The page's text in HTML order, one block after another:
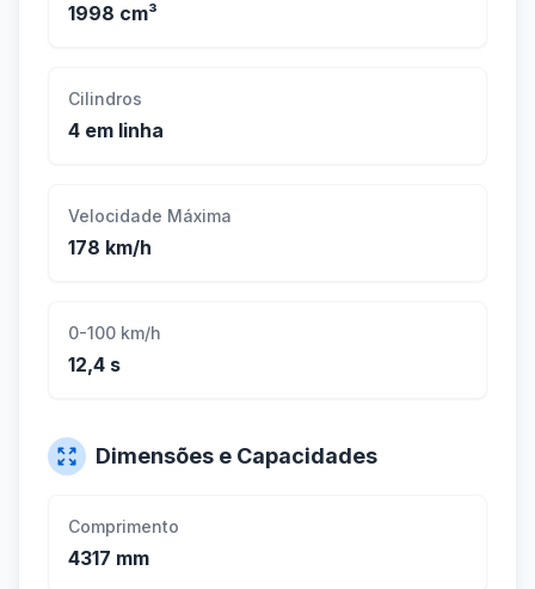
1998 cm³
Cilindros
4 em linha
Velocidade Máxima
178 km/h
0-100 km/h
12,4 s
Dimensões e Capacidades
Comprimento
4317 mm